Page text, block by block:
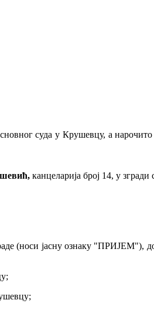
суда у Крушевцу, а
канцеларија број 14, у
(носи јасну ознаку "ПРИЈЕМ"),